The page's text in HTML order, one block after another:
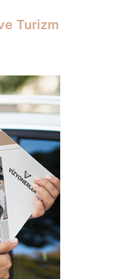
Turizm